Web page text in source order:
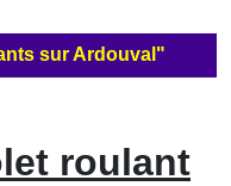
sur Ardouval"
roulant